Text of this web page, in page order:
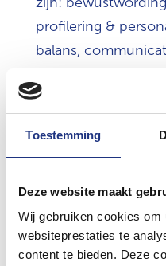
Toestemming
Deze website maakt
Wij gebruiken cookies om
websiteprestaties te
content te bieden. Deze
profilering &
balans,